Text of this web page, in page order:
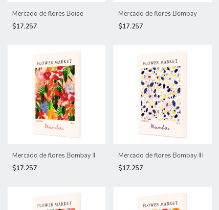
Mercado de flores Boise
$17.257
Mercado de flores Bombay
$17.257
Mercado de flores Bombay II
$17.257
Mercado de flores Bombay III
$17.257